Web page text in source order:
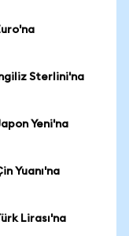
Sterlini'na
Yeni'na
Yuanı'na
Lirası'na